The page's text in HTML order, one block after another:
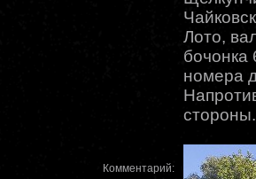
Комментарий:
Лото,
бочонка
номера
стороны.